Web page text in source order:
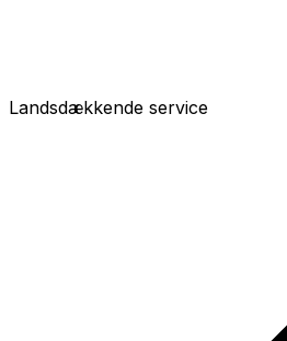
Landsdækkende service